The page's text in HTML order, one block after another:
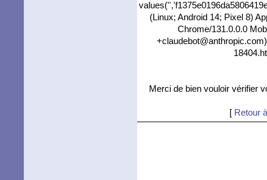
(Linux; Android 14; Pixel 8)
Chrome/131.0.0.0
Merci de bien vouloir vérifier
[ Retour